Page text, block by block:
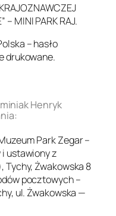
– MINI PARK RAJ.
– hasło
drukowane.
Henryk
Park Zegar –
ustawiony z
Żwakowska 8
pocztowych –
ul. Żwakowska —